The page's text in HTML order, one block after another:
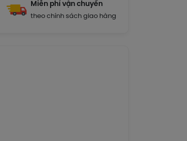
Miễn phí vận chuyển
theo chính sách giao hàng